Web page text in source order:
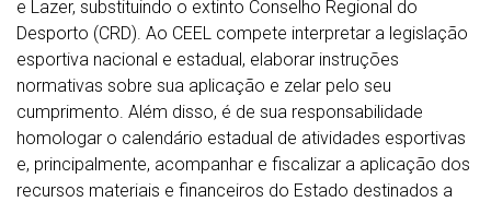
e Lazer, substituindo o extinto Conselho Regional do
Desporto (CRD). Ao CEEL compete interpretar a legislação
esportiva nacional e estadual, elaborar instruções
normativas sobre sua aplicação e zelar pelo seu
cumprimento. Além disso, é de sua responsabilidade
homologar o calendário estadual de atividades esportivas
e, principalmente, acompanhar e fiscalizar a aplicação dos
recursos materiais e financeiros do Estado destinados a